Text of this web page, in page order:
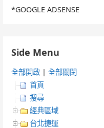
*GOOGLE ADSENSE
Side Menu
全部開啟 |全部關閉
首頁
搜尋
經典區域
台北捷運